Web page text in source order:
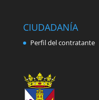
CIUDADANÍA
Perfil del contratante